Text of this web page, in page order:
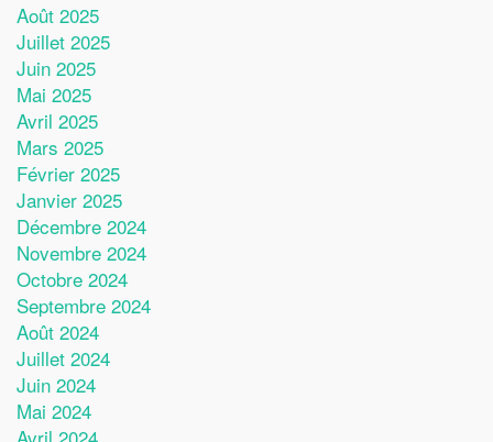
Août 2025
Juillet 2025
Juin 2025
Mai 2025
Avril 2025
Mars 2025
Février 2025
Janvier 2025
Décembre 2024
Novembre 2024
Octobre 2024
Septembre 2024
Août 2024
Juillet 2024
Juin 2024
Mai 2024